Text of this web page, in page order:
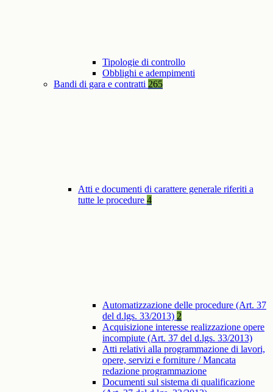
Tipologie di controllo
Obblighi e adempimenti
Bandi di gara e contratti 265
Atti e documenti di carattere generale riferiti a
tutte le procedure 4
Automatizzazione delle procedure (Art. 37
del d.lgs. 33/2013) 2
Acquisizione interesse realizzazione opere
incompiute (Art. 37 del d.lgs. 33/2013)
Atti relativi alla programmazione di lavori,
opere, servizi e forniture / Mancata
redazione programmazione
Documenti sul sistema di qualificazione